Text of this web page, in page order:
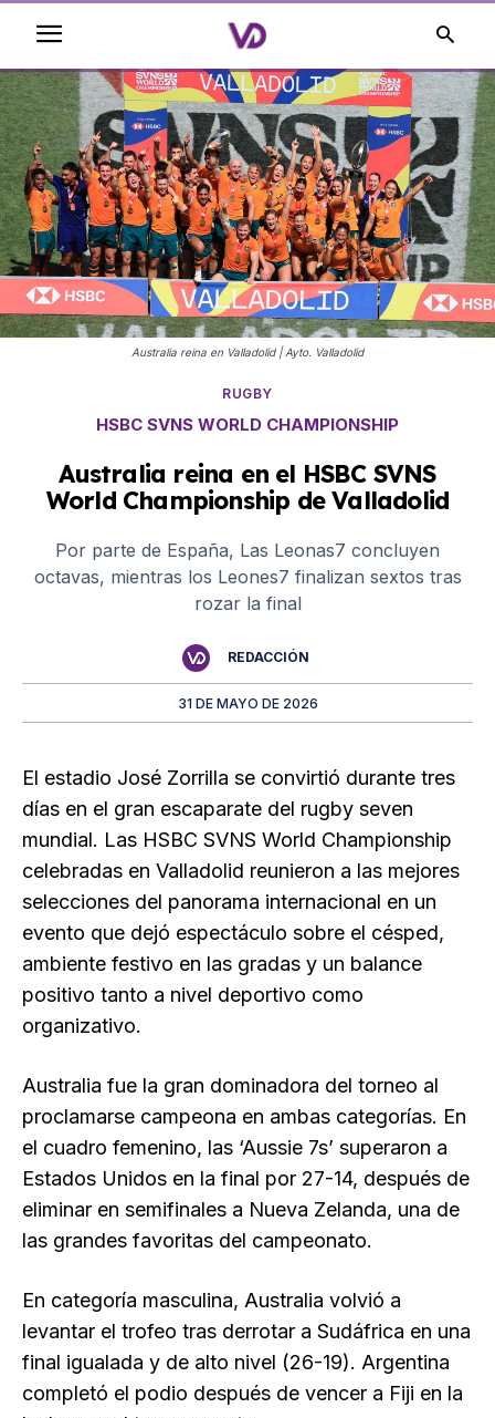
Australia reina en Valladolid | Ayto. Valladolid
RUGBY
HSBC SVNS WORLD CHAMPIONSHIP
Australia reina en el HSBC SVNS
World Championship de Valladolid
Por parte de España, Las Leonas7 concluyen
octavas, mientras los Leones7 finalizan sextos tras
rozar la final
REDACCIÓN
31 DE MAYO DE 2026
El estadio José Zorrilla se convirtió durante tres
días en el gran escaparate del rugby seven
mundial. Las HSBC SVNS World Championship
celebradas en Valladolid reunieron a las mejores
selecciones del panorama internacional en un
evento que dejó espectáculo sobre el césped,
ambiente festivo en las gradas y un balance
positivo tanto a nivel deportivo como
organizativo.
Australia fue la gran dominadora del torneo al
proclamarse campeona en ambas categorías. En
el cuadro femenino, las ‘Aussie 7s’ superaron a
Estados Unidos en la final por 27-14, después de
eliminar en semifinales a Nueva Zelanda, una de
las grandes favoritas del campeonato.
En categoría masculina, Australia volvió a
levantar el trofeo tras derrotar a Sudáfrica en una
final igualada y de alto nivel (26-19). Argentina
completó el podio después de vencer a Fiji en la